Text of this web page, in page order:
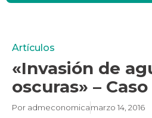
Artículos
«Invasión de
oscuras» –
Por admeconomicamarzo 14, 2016